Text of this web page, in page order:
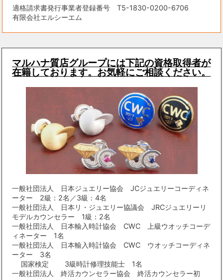
適格請求書発行事業者登録番号 T5-1830-0200-6706
有限会社エルシーエム
マルハナ質店グループには下記の資格取得者が
在籍しております。お気軽にご相談ください。
一般社団法人 日本ジュエリー協会 JCジュエリーコーディネ
ーター 2級：2名／3級：4名
一般社団法人 日本リ・ジュエリー協議会 JRCジュエリーリ
モデルカウンセラー 1級：2名
一般社団法人 日本輸入時計協会 CWC 上級ウオッチコーデ
ィネーター 1名
一般社団法人 日本輸入時計協会 CWC ウオッチコーディネ
ーター 3名
国家検定 3級時計修理技能士 1名
一般社団法人 終活カウンセラー協会 終活カウンセラー初